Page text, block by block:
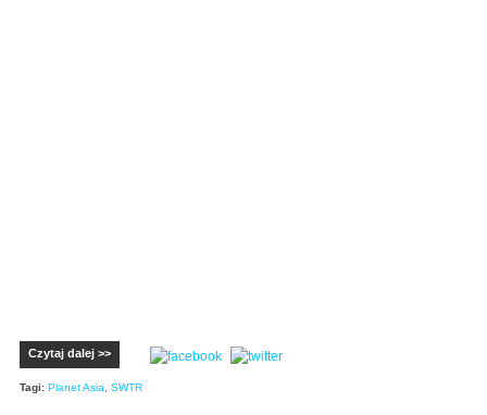
Czytaj dalej >>
Tagi: Planet Asia SWTR